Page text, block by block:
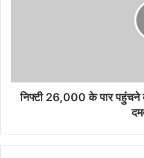
निफ्टी 26,000 के पार पहुंचने